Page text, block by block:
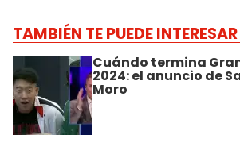
TAMBIÉN TE PUEDE INTERESAR
Cuándo termina
2024: el anuncio de
Moro